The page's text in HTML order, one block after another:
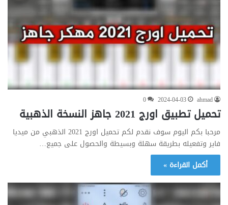
ahmad
2024-04-03
0
تحميل تطبيق اورج 2021 جاهز النسخة الذهبية
مرحبا بكم اليوم سوف نقدم لكم تحميل اورج 2021 الذهبي من ميديا
فاير وتفعيله بطريقة سهلة وبسيطة والحصول على جميع…
أكمل القراءة »